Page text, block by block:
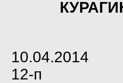
12-п